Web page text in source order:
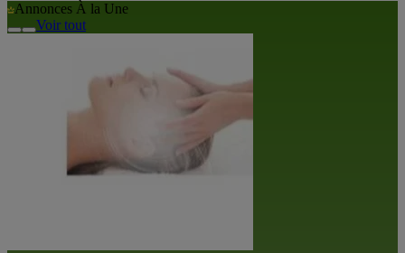
Annonces À la Une
Voir tout